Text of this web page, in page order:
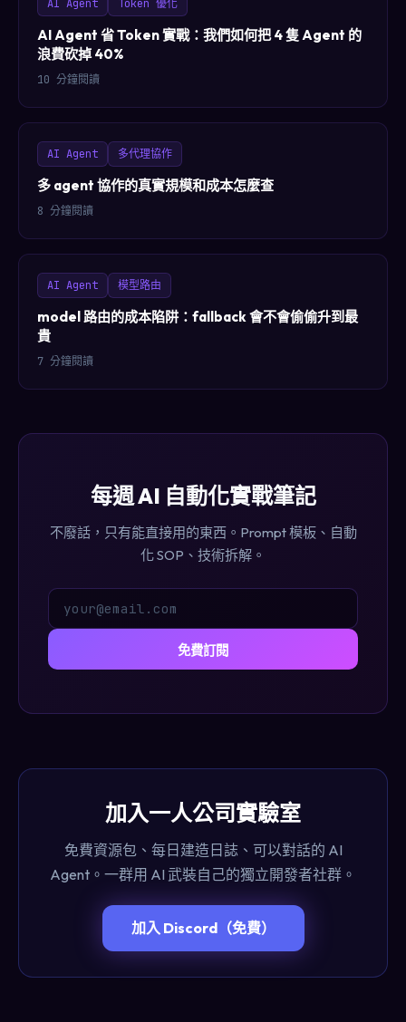
AI Agent Token 優化
AI Agent 省 Token 實戰：我們如何把 4 隻 Agent 的
浪費砍掉 40%
10 分鐘閱讀
AI Agent 多代理協作
多 agent 協作的真實規模和成本怎麼查
8 分鐘閱讀
AI Agent 模型路由
model 路由的成本陷阱：fallback 會不會偷偷升到最
貴
7 分鐘閱讀
每週 AI 自動化實戰筆記
不廢話，只有能直接用的東西。Prompt 模板、自動
化 SOP、技術拆解。
免費訂閱
加入一人公司實驗室
免費資源包、每日建造日誌、可以對話的 AI
Agent。一群用 AI 武裝自己的獨立開發者社群。
加入 Discord（免費）